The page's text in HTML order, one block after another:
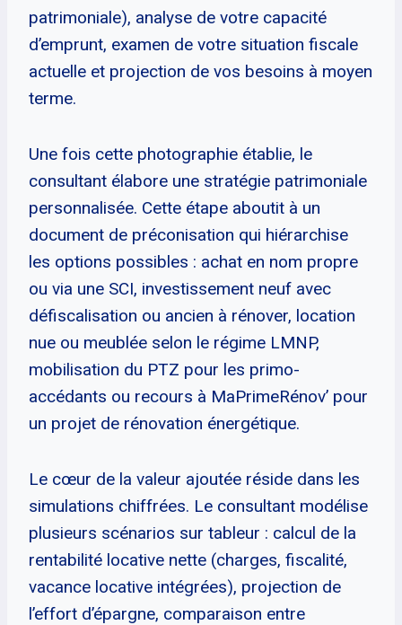
patrimoniale), analyse de votre capacité
d’emprunt, examen de votre situation fiscale
actuelle et projection de vos besoins à moyen
terme.
Une fois cette photographie établie, le
consultant élabore une stratégie patrimoniale
personnalisée. Cette étape aboutit à un
document de préconisation qui hiérarchise
les options possibles : achat en nom propre
ou via une SCI, investissement neuf avec
défiscalisation ou ancien à rénover, location
nue ou meublée selon le régime LMNP,
mobilisation du PTZ pour les primo-
accédants ou recours à MaPrimeRénov’ pour
un projet de rénovation énergétique.
Le cœur de la valeur ajoutée réside dans les
simulations chiffrées. Le consultant modélise
plusieurs scénarios sur tableur : calcul de la
rentabilité locative nette (charges, fiscalité,
vacance locative intégrées), projection de
l’effort d’épargne, comparaison entre